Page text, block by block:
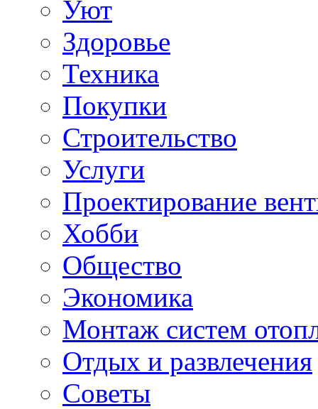
Уют
Здоровье
Техника
Покупки
Строительство
Услуги
Проектирование
Хобби
Общество
Экономика
Монтаж систем
Отдых и развлечения
Советы